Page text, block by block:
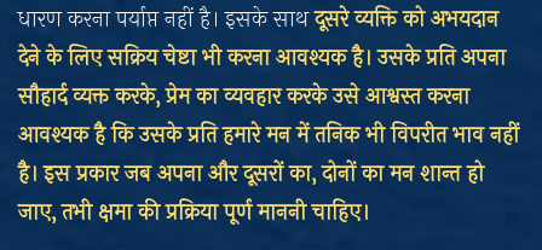
धारण करना पर्याप्त नहीं है। इसके साथदूसरे व्यक्ति को अभयदान
देने के लिए सक्रिय चेष्टा भी करना आवश्यक है। उसके प्रति अपना
सौहार्द व्यक्त करके, प्रेम का व्यवहार करके उसे आश्वस्त करना
आवश्यक है कि उसके प्रति हमारे मन में तनिक भी विपरीत भाव नहीं
है। इस प्रकार जब अपना और दूसरों का, दोनों का मन शान्त हो
जाए, तभी क्षमा की प्रक्रिया पूर्ण माननी चाहिए।